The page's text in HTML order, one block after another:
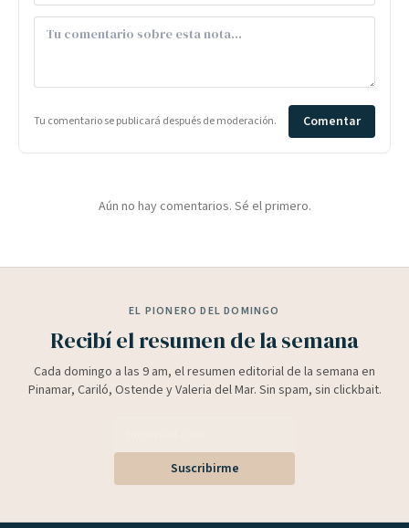
Tu comentario se publicará después de moderación. Comentar
Aún no hay comentarios. Sé el primero.
EL PIONERO DEL DOMINGO
Recibí el resumen de la semana
Cada domingo a las 9 am, el resumen editorial de la semana en
Pinamar, Cariló, Ostende y Valeria del Mar. Sin spam, sin clickbait.
Suscribirme